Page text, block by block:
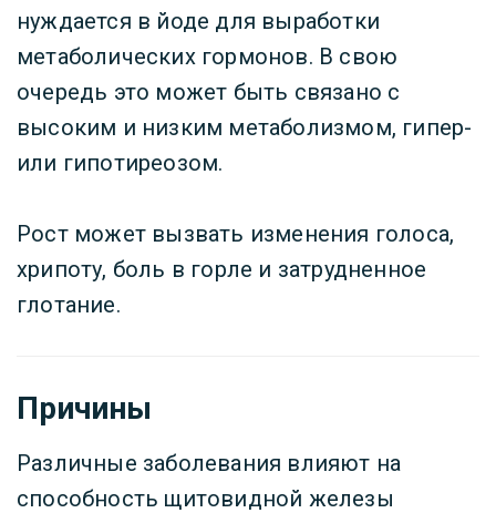
нуждается в йоде для выработки
метаболических гормонов. В свою
очередь это может быть связано с
высоким и низким метаболизмом, гипер-
или гипотиреозом.
Рост может вызвать изменения голоса,
хрипоту, боль в горле и затрудненное
глотание.
Причины
Различные заболевания влияют на
способность щитовидной железы